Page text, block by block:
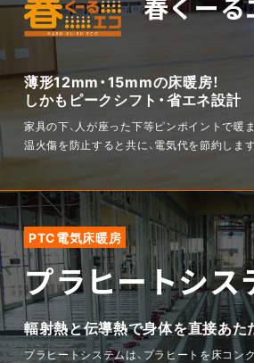
薄形12mm・15mmの床暖房！
しかもピークシフト・省エネ設計
家具の下、人が座った下等ピンポイントで暖
温火傷を防止すると共に、電気代を節約します
PTC電気床暖房
プラヒートシス
輻射熱と伝導熱で身体を直接あた
プラヒートシステムは、プラヒートを床コン